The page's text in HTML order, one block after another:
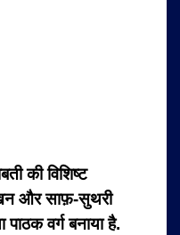
की विशिष्ट
और साफ़-सुथरी
वर्ग बनाया है.